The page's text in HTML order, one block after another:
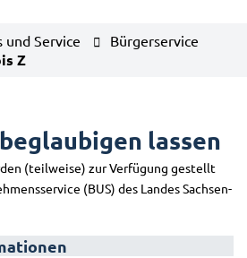
und Service Bürgerservice
Z
lassen
(teilweise) zur Verfügung gestellt
(BUS) des Landes Sachsen-